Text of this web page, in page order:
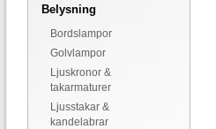
Belysning
Bordslampor
Golvlampor
Ljuskronor &
takarmaturer
Ljusstakar &
kandelabrar